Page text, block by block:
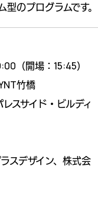
のプログラムです。
（開場：15:45）
竹橋
サイド・ビルディ
スデザイン、株式会